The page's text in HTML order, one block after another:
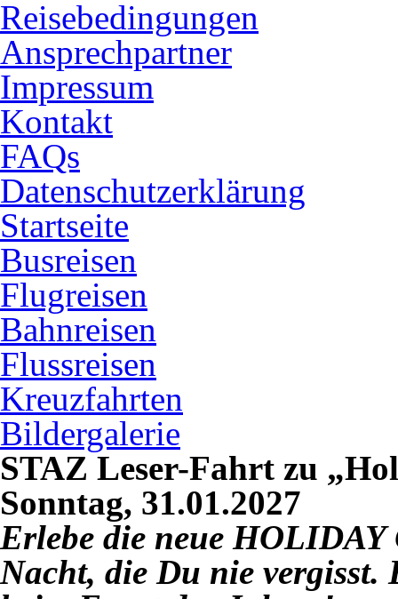
Reisebedingungen
Ansprechpartner
Impressum
Kontakt
FAQs
Datenschutzerklärung
Startseite
Busreisen
Flugreisen
Bahnreisen
Flussreisen
Kreuzfahrten
Bildergalerie
STAZ Leser-Fahrt zu
Sonntag, 31.01.2027
Erlebe die neue
Nacht, die Du nie